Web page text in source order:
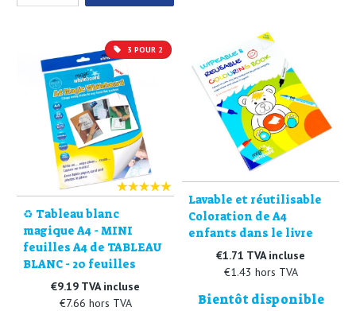
Lavable et réutilisable
Coloration de A4
enfants dans le livre
€1.71 TVA incluse
€1.43 hors TVA
Bientôt disponible
3 POUR 2
♻️ Tableau blanc
magique A4 - MINI
feuilles A4 de TABLEAU
BLANC - 20 feuilles
€9.19 TVA incluse
€7.66 hors TVA